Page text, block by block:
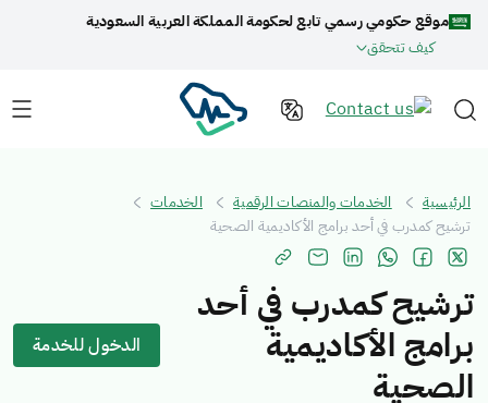
موقع حكومي رسمي تابع لحكومة المملكة العربية السعودية
كيف تتحقق
الرئيسية الخدمات والمنصات الرقمية
الخدمات
ترشيح كمدرب في أحد برامج الأكاديمية الصحية
ترشيح كمدرب في أحد
برامج الأكاديمية
الصحية
الدخول للخدمة